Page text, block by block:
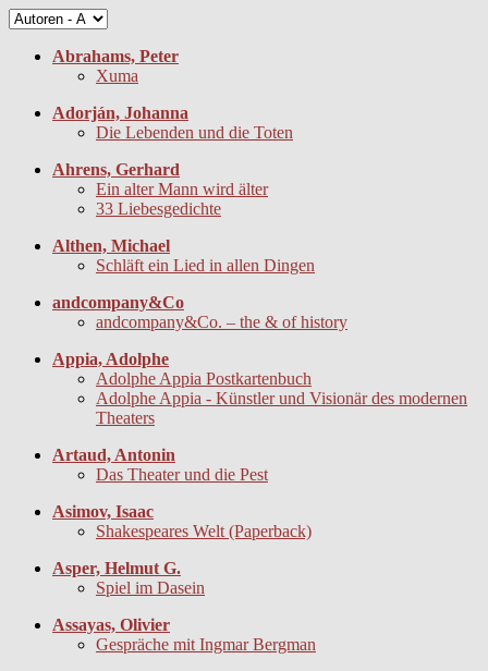
Abrahams, Peter
Xuma
Adorján, Johanna
Die Lebenden und die Toten
Ahrens, Gerhard
Ein alter Mann wird älter
33 Liebesgedichte
Althen, Michael
Schläft ein Lied in allen Dingen
andcompany&Co
andcompany&Co. – the & of history
Appia, Adolphe
Adolphe Appia Postkartenbuch
Adolphe Appia - Künstler und Visionär des modernen
Theaters
Artaud, Antonin
Das Theater und die Pest
Asimov, Isaac
Shakespeares Welt (Paperback)
Asper, Helmut G.
Spiel im Dasein
Assayas, Olivier
Gespräche mit Ingmar Bergman